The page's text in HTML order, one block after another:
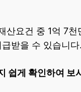
요건 중 1억 7
받을 수 있습니
쉽게 확인하여 보